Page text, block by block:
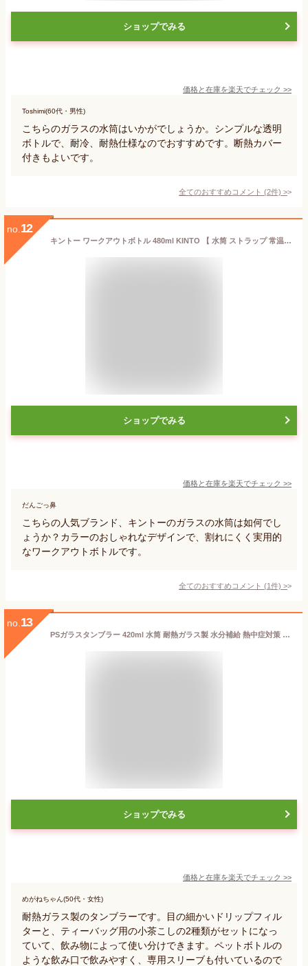
ショップでみる
価格と在庫を楽天でチェック >>
Toshimi(60代・男性)
こちらのガラスの水筒はいかがでしょうか。シンプルな透明
ボトルで、耐冷、耐熱仕様なのでおすすめです。断熱カバー
付きもよいです。
全てのおすすめコメント (2件) >
no. 12
キントー ワークアウトボトル 480ml KINTO 【 水筒 ストラップ 常温 ボトル 軽量 直飲み 透明 シンプル 送料無料 】
ショップでみる
価格と在庫を楽天でチェック >>
だんごっ鼻
こちらの人気ブランド、キントーのガラスの水筒は如何でし
ょうか？カラーのおしゃれなデザインで、割れにくく実用的
なワークアウトボトルです。
全てのおすすめコメント (1件) >
no. 13
PSガラスタンブラー 420ml 水筒 耐熱ガラス製 水分補給 熱中症対策 クリアボトル カバー付き インスタ映え おしゃれ プレゼント 大容量 ガラス グラス 強化 クリア 透明 タンブラー H&F BELX エイチアンドエフ ベルクス
ショップでみる
価格と在庫を楽天でチェック >>
めがねちゃん(50代・女性)
耐熱ガラス製のタンブラーです。目の細かいドリップフィル
ターと、ティーバッグ用の小茶こしの2種類がセットになっ
ていて、飲み物によって使い分けできます。ペットボトルの
ような飲み口で飲みやすく、専用スリーブも付いているので